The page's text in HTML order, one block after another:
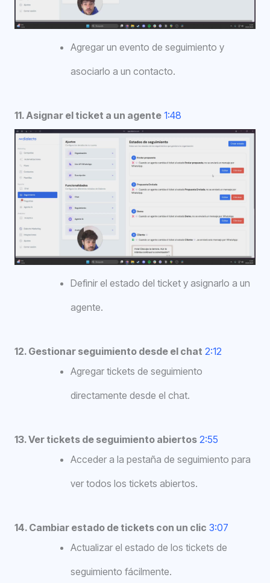
Agregar un evento de seguimiento y
asociarlo a un contacto.
11. Asignar el ticket a un agente 1:48
Definir el estado del ticket y asignarlo a un
agente.
12. Gestionar seguimiento desde el chat 2:12
Agregar tickets de seguimiento
directamente desde el chat.
13. Ver tickets de seguimiento abiertos 2:55
Acceder a la pestaña de seguimiento para
ver todos los tickets abiertos.
14. Cambiar estado de tickets con un clic 3:07
Actualizar el estado de los tickets de
seguimiento fácilmente.